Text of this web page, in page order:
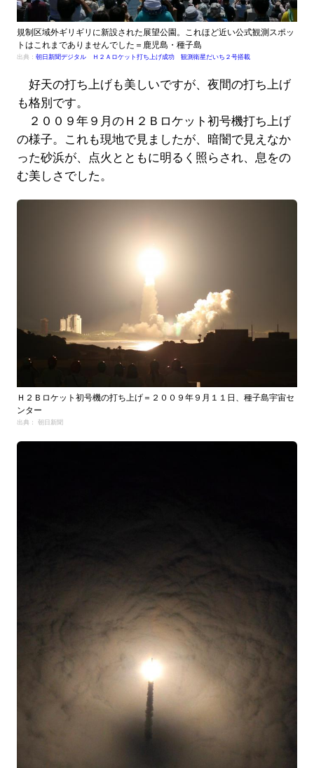
規制区域外ギリギリに新設された展望公園。これほど近い公式観測スポッ
トはこれまでありませんでした＝鹿児島・種子島
出典： 朝日新聞デジタル Ｈ２Ａロケット打ち上げ成功 観測衛星だいち２号搭載
好天の打ち上げも美しいですが、夜間の打ち上げ
も格別です。
２００９年９月のＨ２Ｂロケット初号機打ち上げ
の様子。これも現地で見ましたが、暗闇で見えなか
った砂浜が、点火とともに明るく照らされ、息をの
む美しさでした。
Ｈ２Ｂロケット初号機の打ち上げ＝２００９年９月１１日、種子島宇宙セ
ンター
出典： 朝日新聞